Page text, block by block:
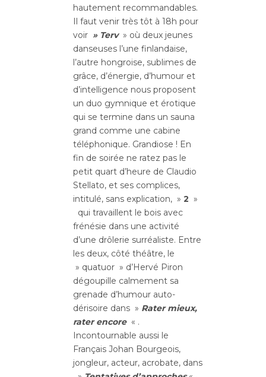
hautement recommandables.
Il faut venir très tôt à 18h pour
voir » Terv» où deux jeunes
danseuses l’une finlandaise,
l’autre hongroise, sublimes de
grâce, d’énergie, d’humour et
d’intelligence nous proposent
un duo gymnique et érotique
qui se termine dans un sauna
grand comme une cabine
téléphonique. Grandiose ! En
fin de soirée ne ratez pas le
petit quart d’heure de Claudio
Stellato, et ses complices,
intitulé, sans explication, » 2 »
qui travaillent le bois avec
frénésie dans une activité
d’une drôlerie surréaliste. Entre
les deux, côté théâtre, le
» quatuor » d’Hervé Piron
dégoupille calmement sa
grenade d’humour auto-
dérisoire dans » Rater mieux,
rater encore « .
Incontournable aussi le
Français Johan Bourgeois,
jongleur, acteur, acrobate, dans